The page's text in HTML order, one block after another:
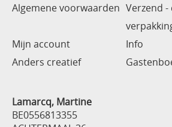
Algemene voorwaarden Verzend -
Mijn account
Info
Anders creatief
Lamarcq, Martine
BE0556813355